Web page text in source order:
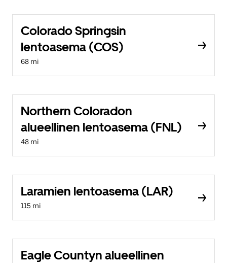
Colorado Springsin
lentoasema (COS)
68 mi
Northern Coloradon
alueellinen lentoasema (FNL)
48 mi
Laramien lentoasema (LAR)
115 mi
Eagle Countyn alueellinen